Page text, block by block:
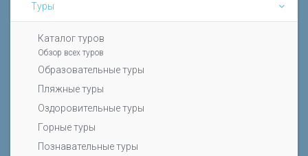
Туры
Каталог туров
Обзор всех туров
Образовательные туры
Пляжные туры
Оздоровительные туры
Горные туры
Познавательные туры